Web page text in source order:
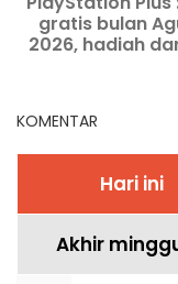
gratis bulan
2026, hadiah
KOMENTAR
Hari ini
Akhir